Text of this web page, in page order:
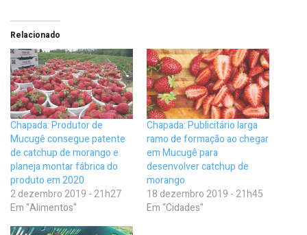
Relacionado
Chapada: Produtor de
Mucugê consegue patente
de catchup de morango e
planeja montar fábrica do
produto em 2020
2 dezembro 2019 - 21h27
Em "Alimentos"
Chapada: Publicitário larga
ramo de formação ao chegar
em Mucugê para
desenvolver catchup de
morango
18 dezembro 2019 - 21h45
Em "Cidades"